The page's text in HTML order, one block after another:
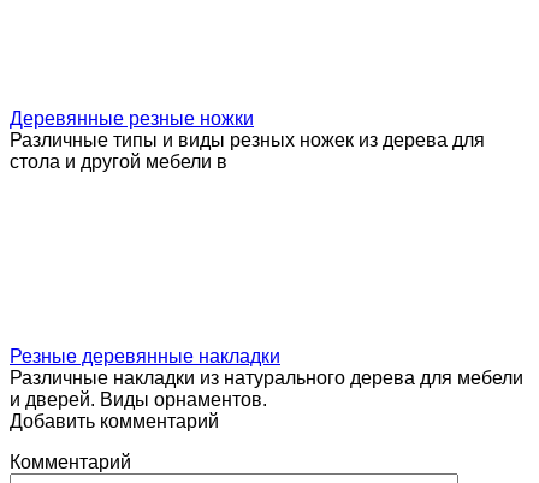
Деревянные резные ножки
Различные типы и виды резных ножек из дерева для
стола и другой мебели в
Резные деревянные накладки
Различные накладки из натурального дерева для мебели
и дверей. Виды орнаментов.
Добавить комментарий
Комментарий